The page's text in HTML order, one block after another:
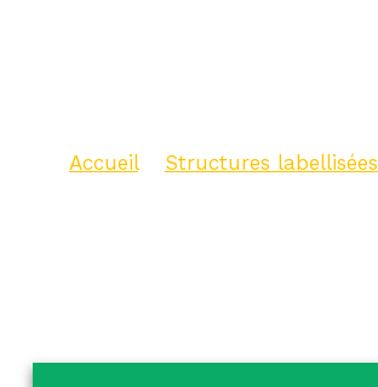
Accueil> Structures labellisées